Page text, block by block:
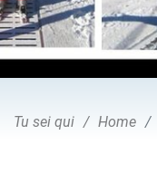
Tu sei qui Home